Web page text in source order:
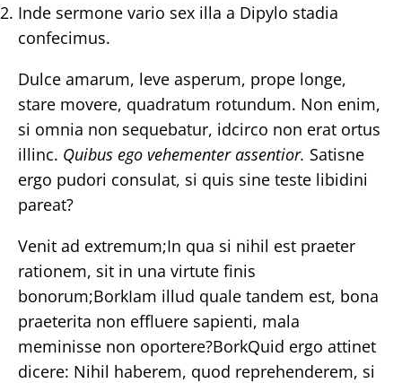
Inde sermone vario sex illa a Dipylo stadia
confecimus.
Dulce amarum, leve asperum, prope longe,
stare movere, quadratum rotundum. Non enim,
si omnia non sequebatur, idcirco non erat ortus
illinc. Quibus ego vehementer assentior. Satisne
ergo pudori consulat, si quis sine teste libidini
pareat?
Venit ad extremum;In qua si nihil est praeter
rationem, sit in una virtute finis
bonorum;BorkIam illud quale tandem est, bona
praeterita non effluere sapienti, mala
meminisse non oportere?BorkQuid ergo attinet
dicere: Nihil haberem, quod reprehenderem, si